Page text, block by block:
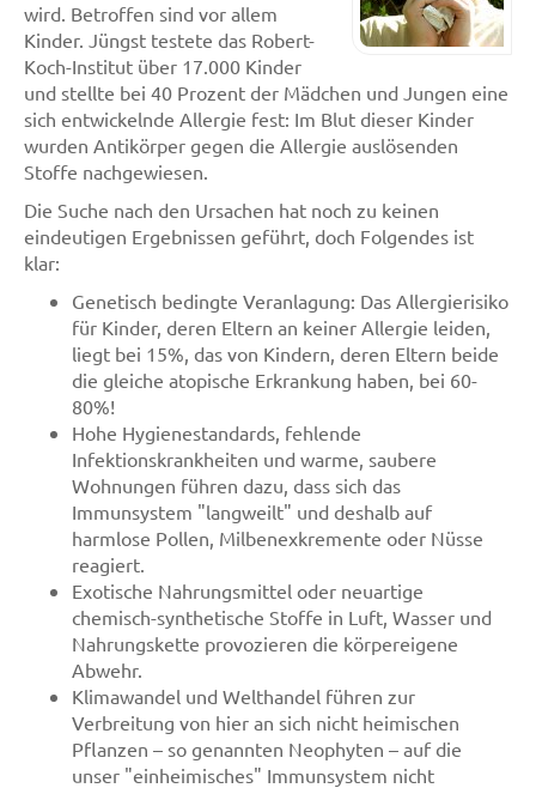
wird. Betroffen sind vor allem
Kinder. Jüngst testete das Robert-
Koch-Institut über 17.000 Kinder
und stellte bei 40 Prozent der Mädchen und Jungen eine
sich entwickelnde Allergie fest: Im Blut dieser Kinder
wurden Antikörper gegen die Allergie auslösenden
Stoffe nachgewiesen.
Die Suche nach den Ursachen hat noch zu keinen
eindeutigen Ergebnissen geführt, doch Folgendes ist
klar:
Genetisch bedingte Veranlagung: Das Allergierisiko
für Kinder, deren Eltern an keiner Allergie leiden,
liegt bei 15%, das von Kindern, deren Eltern beide
die gleiche atopische Erkrankung haben, bei 60-
80%!
Hohe Hygienestandards, fehlende
Infektionskrankheiten und warme, saubere
Wohnungen führen dazu, dass sich das
Immunsystem "langweilt" und deshalb auf
harmlose Pollen, Milbenexkremente oder Nüsse
reagiert.
Exotische Nahrungsmittel oder neuartige
chemisch-synthetische Stoffe in Luft, Wasser und
Nahrungskette provozieren die körpereigene
Abwehr.
Klimawandel und Welthandel führen zur
Verbreitung von hier an sich nicht heimischen
Pflanzen – so genannten Neophyten – auf die
unser "einheimisches" Immunsystem nicht